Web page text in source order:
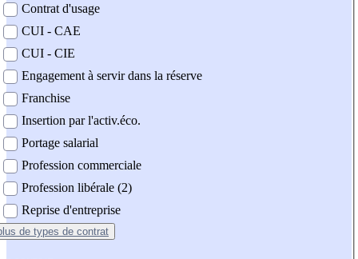
Contrat d'usage
CUI - CAE
CUI - CIE
Engagement à servir dans la réserve
Franchise
Insertion par l'activ.éco.
Portage salarial
Profession commerciale
Profession libérale (2)
Reprise d'entreprise
de types de contrat